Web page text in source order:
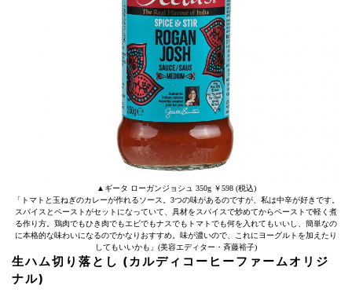
▲ギータ ローガンジョシュ 350g ￥598 (税込)
「トマトと玉ねぎのカレーが作れるソース。3つの味があるのですが、私は中辛が好きです。
スパイスとペーストがセットになっていて、具材をスパイスで炒めてからペーストで軽く煮
る作り方。鶏肉でもひき肉でもエビでもナスでもトマトでも何を入れてもいいし、簡単なの
に本格的な味わいになるのでかなりおすすめ。味が濃いので、これにヨーグルトを加えたり
してもいいかも」(美容エディター・斉藤裕子)
生ハム切り落とし (カルディコーヒーファームオリジ
ナル)